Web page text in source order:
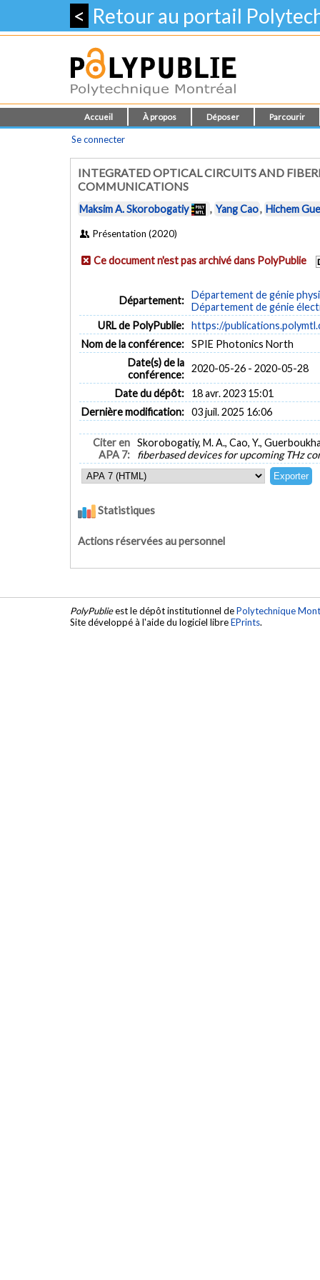
< Retour au portail
Accueil À propos Déposer Parcourir
Se connecter
INTEGRATED OPTICAL CIRCUITS AND
COMMUNICATIONS
Maksim A. Skorobogatiy , Yang Cao, Hichem
Présentation (2020)
Ce document n'est pas archivé dans PolyPublie
Département: Département de génie
Département de génie
URL de PolyPublie: https://
Nom de la conférence: SPIE Photonics North
Date(s) de la
conférence:
2020-05-26 - 2020-05-28
Date du dépôt:
18 avr. 2023 15:01
Dernière modification: 03 juil. 2025 16:06
Citer en
APA 7:
Skorobogatiy, M. A., Cao, Y.,
fiberbased devices for upcoming THz
Statistiques
Actions réservées au personnel
PolyPublieest le dépôt institutionnel dePolytechnique
Site développé à l'aide du logiciel libreEPrints.